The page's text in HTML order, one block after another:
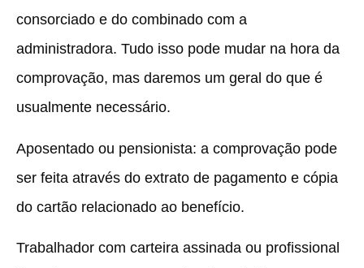
consorciado e do combinado com a
administradora. Tudo isso pode mudar na hora da
comprovação, mas daremos um geral do que é
usualmente necessário.
Aposentado ou pensionista: a comprovação pode
ser feita através do extrato de pagamento e cópia
do cartão relacionado ao benefício.
Trabalhador com carteira assinada ou profissional